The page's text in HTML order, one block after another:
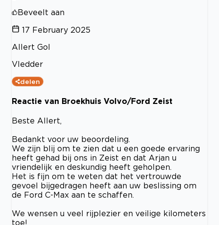
Beveelt aan
17 February 2025
Allert Gol
Vledder
delen
Reactie van Broekhuis Volvo/Ford Zeist
Beste Allert,
Bedankt voor uw beoordeling.
We zijn blij om te zien dat u een goede ervaring
heeft gehad bij ons in Zeist en dat Arjan u
vriendelijk en deskundig heeft geholpen.
Het is fijn om te weten dat het vertrouwde
gevoel bijgedragen heeft aan uw beslissing om
de Ford C-Max aan te schaffen.
We wensen u veel rijplezier en veilige kilometers
toe!